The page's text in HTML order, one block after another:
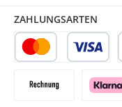
ZAHLUNGSARTEN